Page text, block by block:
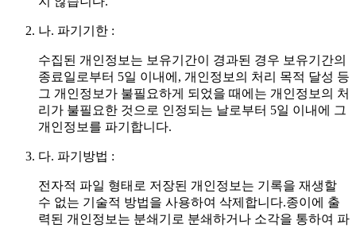
나. 파기기한 :
수집된 개인정보는 보유기간이 경과된 경우 보유기간의
종료일로부터 5일 이내에, 개인정보의 처리 목적 달성 등
그 개인정보가 불필요하게 되었을 때에는 개인정보의 처
리가 불필요한 것으로 인정되는 날로부터 5일 이내에 그
개인정보를 파기합니다.
다. 파기방법 :
전자적 파일 형태로 저장된 개인정보는 기록을 재생할
수 없는 기술적 방법을 사용하여 삭제합니다.종이에 출
력된 개인정보는 분쇄기로 분쇄하거나 소각을 통하여 파